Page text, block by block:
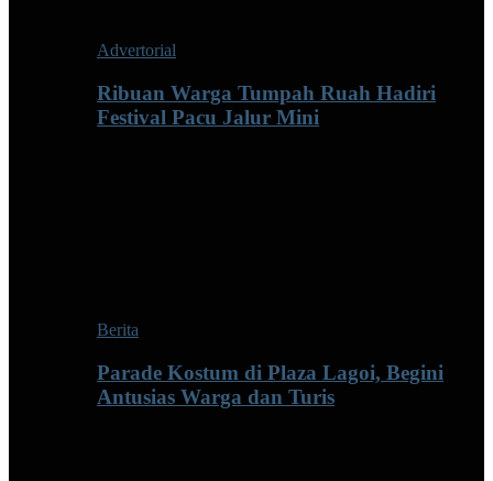
Advertorial
Ribuan Warga Tumpah Ruah Hadiri
Festival Pacu Jalur Mini
Berita
Parade Kostum di Plaza Lagoi, Begini
Antusias Warga dan Turis